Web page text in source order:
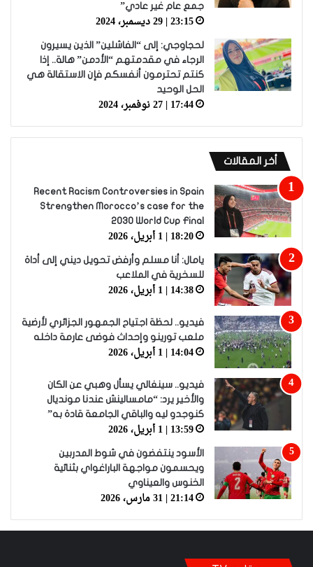
جمع عام غير عادي”
23:15 | 29 ديسمبر، 2024
لحجاوجي: إلى “الفاشلين” الذين يسيرون
الرجاء في مقدمتهم “الأدمن” هالة.. إذا
كنتم تحترمون أنفسكم فإن الاستقالة هي
الحل الوحيد
17:44 | 27 نوفمبر، 2024
أخر المقالات
Recent Racism Controversies in Spain
Strengthen Morocco’s case for the
2030 World Cup Final
18:20 | 1 أبريل، 2026
يامال: أنا مسلم وأرفض تحويل ديني إلى أداة
للسخرية في الملاعب
14:38 | 1 أبريل، 2026
فيديو.. لحظة اجتياح الجمهور الجزائري لأرضية
ملعب تورينو وإحداث فوضى عارمة داخله
14:04 | 1 أبريل، 2026
فيديو.. سينغالي يسأل وهبي عن الكان
والأخير يرد: “مامسالينش عندنا مونديال
كنوجدو ليه والباقي الجامعة قادة به”
13:59 | 1 أبريل، 2026
الأسود ينتفضون في شوط المدربين
ويحسمون مواجهة الباراغواي بثنائية
الخنوس والعيناوي
21:14 | 31 مارس، 2026